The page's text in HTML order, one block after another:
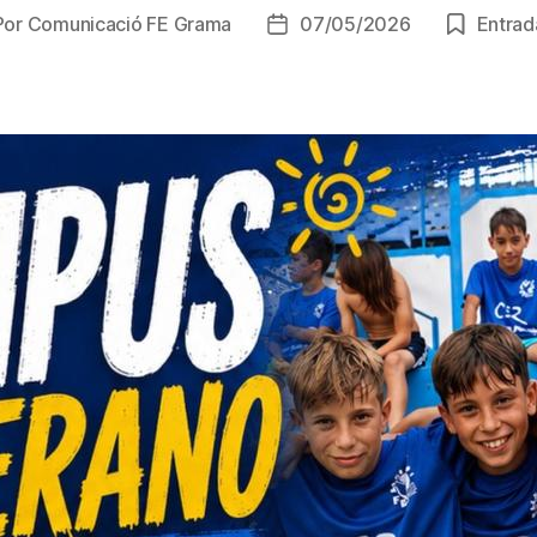
Comunicació FE Grama
Fecha07/05/2026